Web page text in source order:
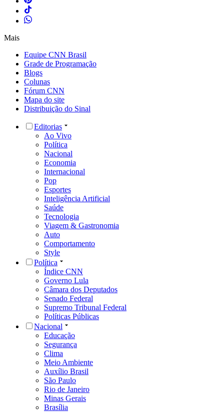
Mais
Equipe CNN Brasil
Grade de Programação
Blogs
Colunas
Fórum CNN
Mapa do site
Distribuição do Sinal
Editorias
Ao Vivo
Política
Nacional
Economia
Internacional
Pop
Esportes
Inteligência Artificial
Saúde
Tecnologia
Viagem & Gastronomia
Auto
Comportamento
Style
Política
Índice CNN
Governo Lula
Câmara dos Deputados
Senado Federal
Supremo Tribunal Federal
Políticas Públicas
Nacional
Educação
Segurança
Clima
Meio Ambiente
Auxílio Brasil
São Paulo
Rio de Janeiro
Minas Gerais
Brasília